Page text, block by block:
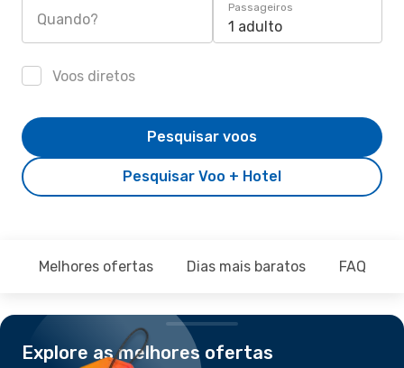
Quando?
Passageiros
1 adulto
Voos diretos
Pesquisar Voo + Hotel
Pesquisar voos
Melhores ofertas Dias mais baratos FAQ
Explore as melhores ofertas